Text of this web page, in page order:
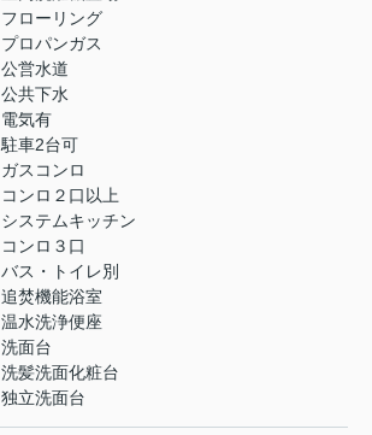
フローリング
プロパンガス
公営水道
公共下水
電気有
駐車2台可
ガスコンロ
コンロ２口以上
システムキッチン
コンロ３口
バス・トイレ別
追焚機能浴室
温水洗浄便座
洗面台
洗髪洗面化粧台
独立洗面台